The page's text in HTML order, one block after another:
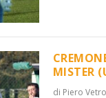
MISTER
di Piero